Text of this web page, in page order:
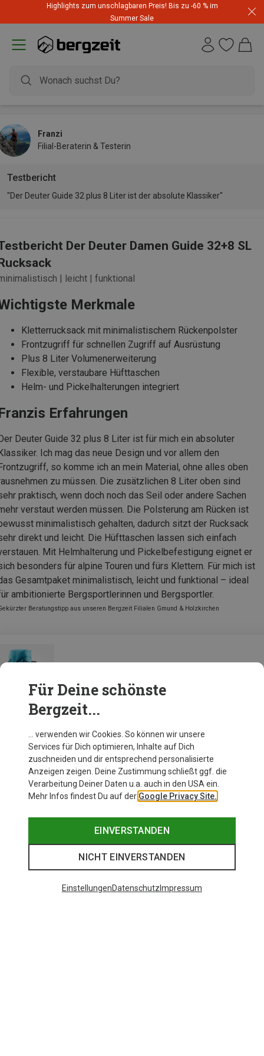
Highlights zum unschlagbaren Preis! Bis zu -60 % im
Summer Sale
Testbericht
Franzi
Filial-Beraterin & Testerin
"Der Deuter Guide 32 plus 8 Liter ist der absolute Klassiker"
Der Deuter Damen Guide 32+8 SL
| leicht | funktional
Merkmale
Kletterrucksack mit minimalistischem Rückenpolster
Frontzugriff für schnellen Zugriff auf Ausrüstung
Plus 8 Liter Volumenerweiterung
Flexible, verstaubare Hüfttaschen
Helm- und Pickelhalterungen integriert
Erfahrungen
Deuter Guide 32 plus 8 Liter ist für mich ein absoluter
Ich mag das neue Design und vor allem den
so komme ich an mein Material, ohne alles oben
zu müssen. Die zusätzlichen 8 Liter oben sind
praktisch, wenn doch noch das Seil oder andere Sachen
verstaut werden müssen. Die Polsterung am Rücken ist
minimalistisch gehalten, dadurch sitzt der Rucksack
direkt und leicht. Die Hüfttaschen lassen sich einfach
Mit Helmhalterung und Pickelbefestigung eignet er
besonders für alpine Touren und fürs Klettern. Für mich ist
Gesamtpaket minimalistisch, leicht und funktional – ideal
ambitionierte Bergsportlerinnen und Bergsportler.
Beratungstipp aus unseren Bergzeit Filialen Gmund & Holzkirchen
Zur Produktseite
Für Deine schönste
Bergzeit...
… verwenden wir Cookies. So können wir unsere
Services für Dich optimieren, Inhalte auf Dich
zuschneiden und dir entsprechend personalisierte
Anzeigen zeigen. Deine Zustimmung schließt ggf. die
Verarbeitung Deiner Daten u.a. auch in den USA ein.
Mehr Infos findest Du auf der Google Privacy Site.
EINVERSTANDEN
NICHT EINVERSTANDEN
EinstellungenDatenschutz Impressum